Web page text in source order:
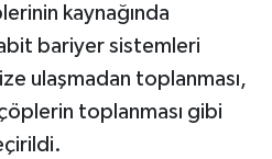
kaynağında
bariyer sistemleri
ulaşmadan toplanması,
çöplerin toplanması gibi